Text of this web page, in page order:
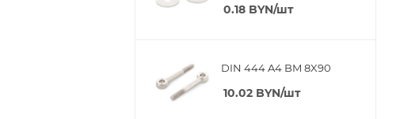
0.18 BYN/шт
DIN 444 A4 BM 8X90
10.02 BYN/шт